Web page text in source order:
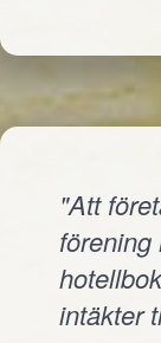
"Att
förening
intäkter